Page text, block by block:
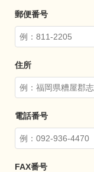
郵便番号
住所
電話番号
FAX番号